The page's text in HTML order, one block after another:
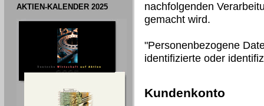
AKTIEN-KALENDER 2025
nachfolgenden
gemacht wird.
"Personenbezogene
identifizierte oder
Kundenkonto